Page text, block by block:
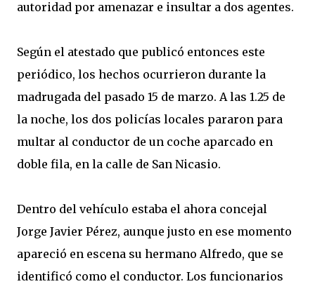
autoridad por amenazar e insultar a dos agentes.
Según el atestado que publicó entonces este
periódico, los hechos ocurrieron durante la
madrugada del pasado 15 de marzo. A las 1.25 de
la noche, los dos policías locales pararon para
multar al conductor de un coche aparcado en
doble fila, en la calle de San Nicasio.
Dentro del vehículo estaba el ahora concejal
Jorge Javier Pérez, aunque justo en ese momento
apareció en escena su hermano Alfredo, que se
identificó como el conductor. Los funcionarios